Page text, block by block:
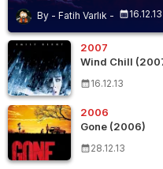
Fatih Varlık 16.12.13
2007
Wind Chill
16.12.13
2006
Gone (2006)
28.12.13